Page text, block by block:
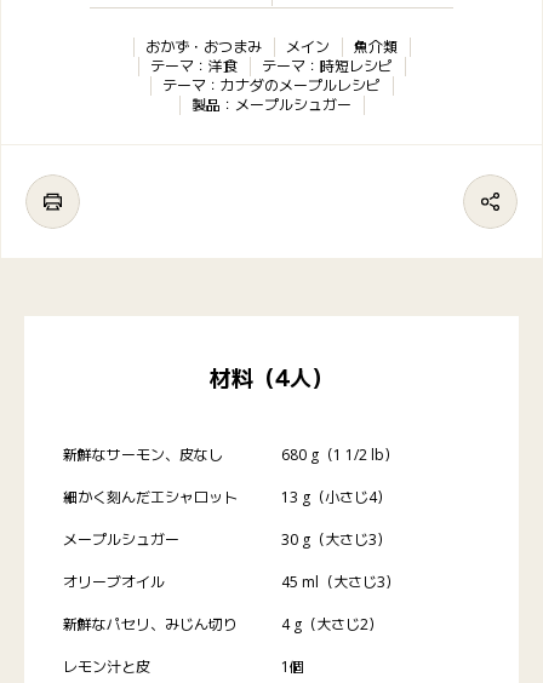
おかず・おつまみ メイン
魚介類
テーマ：洋食
テーマ：時短レシピ
テーマ：カナダのメープルレシピ
製品：メープルシュガー
材料（4人）
新鮮なサーモン、皮なし 680 g（1 1/2 lb）
細かく刻んだエシャロット 13 g（小さじ4）
メープルシュガー 30 g（大さじ3）
オリーブオイル 45 ml（大さじ3）
新鮮なパセリ、みじん切り 4 g（大さじ2）
レモン汁と皮 1個